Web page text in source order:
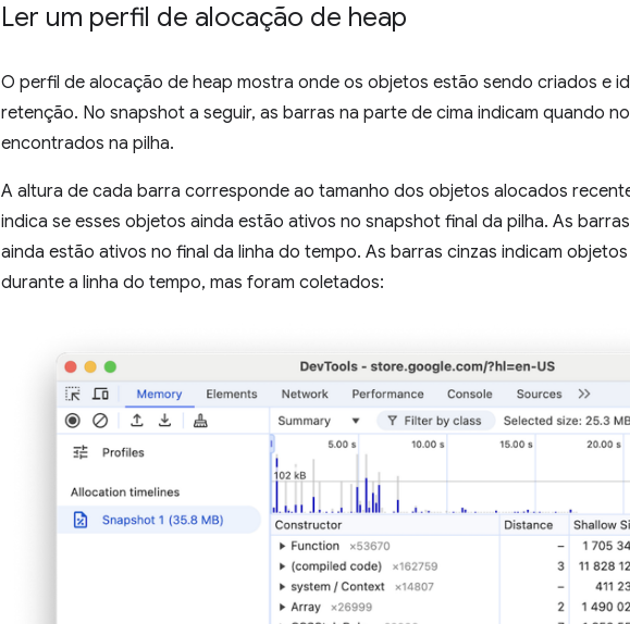
Ler um perfil de alocação de heap
O perfil de alocação de heap mostra onde os objetos estão sendo criados e
retenção. No snapshot a seguir, as barras na parte de cima indicam quando
encontrados na pilha.
A altura de cada barra corresponde ao tamanho dos objetos alocados
indica se esses objetos ainda estão ativos no snapshot final da pilha. As
ainda estão ativos no final da linha do tempo. As barras cinzas indicam
durante a linha do tempo, mas foram coletados: